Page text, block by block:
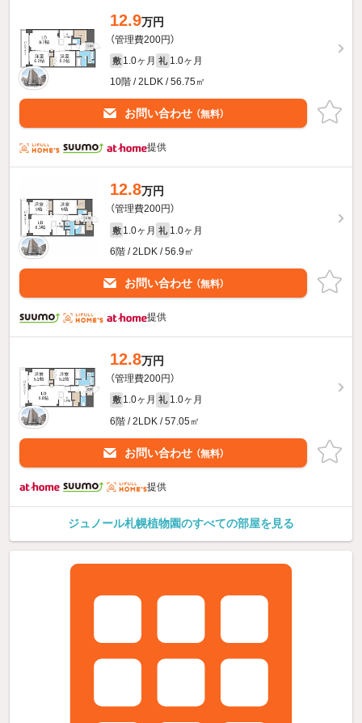
12.9万円
（管理費200円）
敷 1.0ヶ月 礼 1.0ヶ月
10階 / 2LDK / 56.75㎡
お問い合わせ （無料）
提供
12.8万円
（管理費200円）
敷 1.0ヶ月 礼 1.0ヶ月
6階 / 2LDK / 56.9㎡
お問い合わせ （無料）
提供
12.8万円
（管理費200円）
敷 1.0ヶ月 礼 1.0ヶ月
6階 / 2LDK / 57.05㎡
お問い合わせ （無料）
提供
ジュノール札幌植物園のすべての部屋を見る